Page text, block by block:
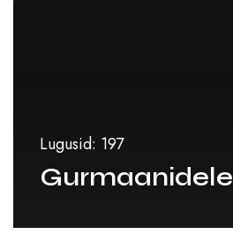
Lugusid: 197
Gurmaanidele